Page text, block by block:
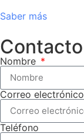
Saber más
Contacto
Nombre
Correo electrónico
Teléfono